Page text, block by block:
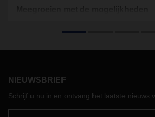
NIEUWSBRIEF
Schrijf u nu in en ontvang het laatste nieuws